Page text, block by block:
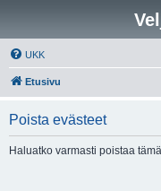
UKK
Etusivu
Poista evästeet
Haluatko varmasti poistaa